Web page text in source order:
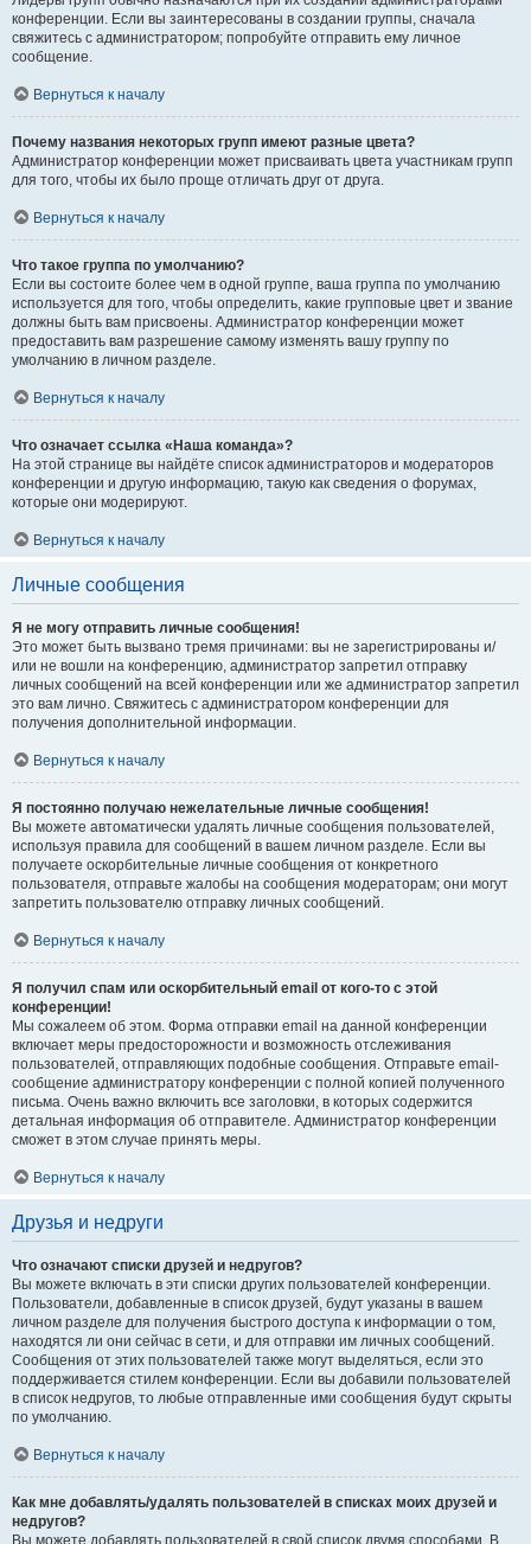
конференции. Если вы заинтересованы в создании группы, сначала
свяжитесь с администратором; попробуйте отправить ему личное
сообщение.
Вернуться к началу
Почему названия некоторых групп имеют разные цвета?
Администратор конференции может присваивать цвета участникам групп
для того, чтобы их было проще отличать друг от друга.
Вернуться к началу
Что такое группа по умолчанию?
Если вы состоите более чем в одной группе, ваша группа по умолчанию
используется для того, чтобы определить, какие групповые цвет и звание
должны быть вам присвоены. Администратор конференции может
предоставить вам разрешение самому изменять вашу группу по
умолчанию в личном разделе.
Вернуться к началу
Что означает ссылка «Наша команда»?
На этой странице вы найдёте список администраторов и модераторов
конференции и другую информацию, такую как сведения о форумах,
которые они модерируют.
Вернуться к началу
Личные сообщения
Я не могу отправить личные сообщения!
Это может быть вызвано тремя причинами: вы не зарегистрированы и/
или не вошли на конференцию, администратор запретил отправку
личных сообщений на всей конференции или же администратор запретил
это вам лично. Свяжитесь с администратором конференции для
получения дополнительной информации.
Вернуться к началу
Я постоянно получаю нежелательные личные сообщения!
Вы можете автоматически удалять личные сообщения пользователей,
используя правила для сообщений в вашем личном разделе. Если вы
получаете оскорбительные личные сообщения от конкретного
пользователя, отправьте жалобы на сообщения модераторам; они могут
запретить пользователю отправку личных сообщений.
Вернуться к началу
Я получил спам или оскорбительный email от кого-то с этой
конференции!
Мы сожалеем об этом. Форма отправки email на данной конференции
включает меры предосторожности и возможность отслеживания
пользователей, отправляющих подобные сообщения. Отправьте email-
сообщение администратору конференции с полной копией полученного
письма. Очень важно включить все заголовки, в которых содержится
детальная информация об отправителе. Администратор конференции
сможет в этом случае принять меры.
Вернуться к началу
Друзья и недруги
Что означают списки друзей и недругов?
Вы можете включать в эти списки других пользователей конференции.
Пользователи, добавленные в список друзей, будут указаны в вашем
личном разделе для получения быстрого доступа к информации о том,
находятся ли они сейчас в сети, и для отправки им личных сообщений.
Сообщения от этих пользователей также могут выделяться, если это
поддерживается стилем конференции. Если вы добавили пользователей
в список недругов, то любые отправленные ими сообщения будут скрыты
по умолчанию.
Вернуться к началу
Как мне добавлять/удалять пользователей в списках моих друзей и
недругов?
Вы можете добавлять пользователей в свой список двумя способами. В